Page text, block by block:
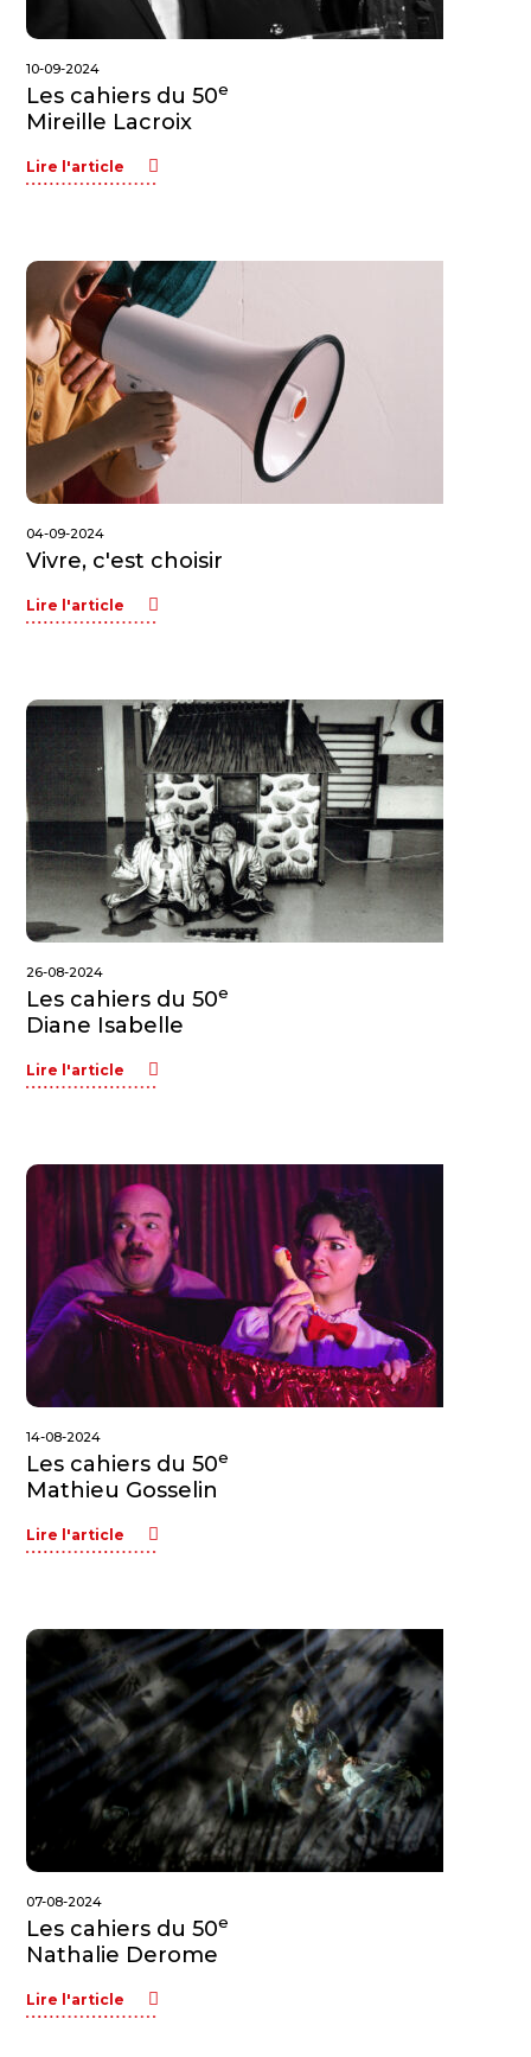
10-09-2024
Les cahiers du 50e
Mireille Lacroix
Lire l'article
04-09-2024
Vivre, c'est choisir
Lire l'article
26-08-2024
Les cahiers du 50e
Diane Isabelle
Lire l'article
14-08-2024
Les cahiers du 50e
Mathieu Gosselin
Lire l'article
07-08-2024
Les cahiers du 50e
Nathalie Derome
Lire l'article